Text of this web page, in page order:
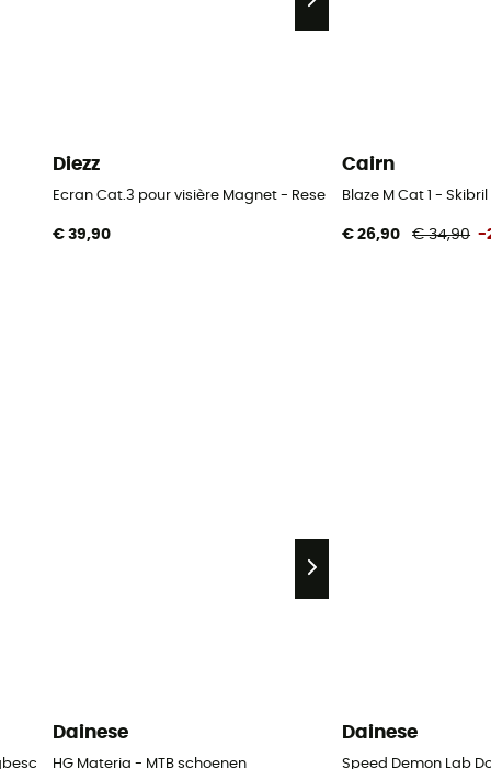
Diezz
Ecran Cat.3 pour visière Magnet - Reservelens voor skibril
€ 39,90
Cairn
Blaze M Cat 1 - Skibril
€ 26,90 € 34,90 -
Dainese
HG Materia - MTB schoenen
Dainese
Speed Demon Lab